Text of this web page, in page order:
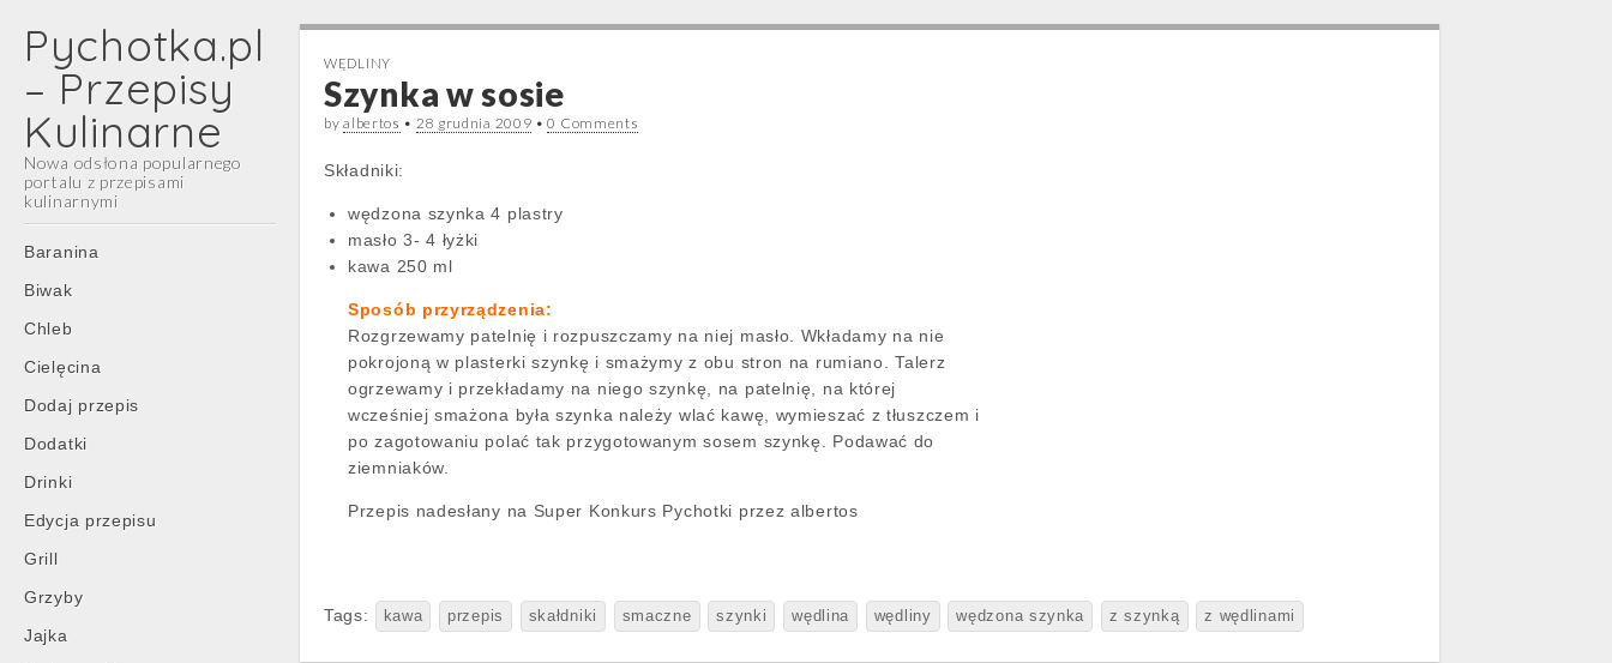
Pychotka.pl
– Przepisy
Kulinarne
Nowa odsłona popularnego
portalu z przepisami
kulinarnymi
Main
menu
Skip
content
Baranina
Biwak
Chleb
Cielęcina
Dodaj przepis
Dodatki
Drinki
Edycja przepisu
Grill
Grzyby
Jajka
WĘDLINY
Szynka w sosie
byalbertos • 28 grudnia 2009 •0 Comments
Składniki:
wędzona szynka 4 plastry
masło 3- 4 łyżki
kawa 250 ml
Sposób przyrządzenia:
Rozgrzewamy patelnię i rozpuszczamy na niej masło. Wkładamy na nie
pokrojoną w plasterki szynkę i smażymy z obu stron na rumiano. Talerz
ogrzewamy i przekładamy na niego szynkę, na patelnię, na której
wcześniej smażona była szynka należy wlać kawę, wymieszać z tłuszczem i
po zagotowaniu polać tak przygotowanym sosem szynkę. Podawać do
ziemniaków.
Przepis nadesłany na Super Konkurs Pychotki przez albertos
Tags: kawa przepis skałdniki smaczne szynki wędlina wędliny wędzona szynka z szynką z wędlinami